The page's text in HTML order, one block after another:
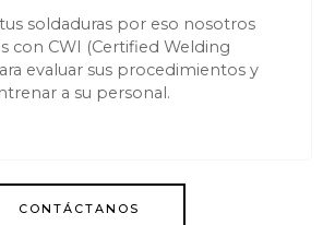
soldaduras por eso nosotros
con CWI (Certified Welding
evaluar sus procedimientos y
a su personal.
CONTÁCTANOS